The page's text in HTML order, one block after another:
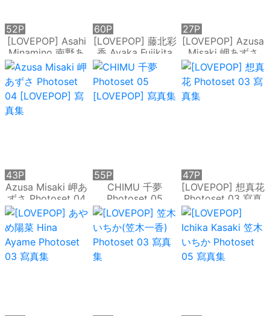
[LOVEPOP] Asahi
Minamino 南野あ
さひ Photoset 01
寫真集
52P
[LOVEPOP] 藤北彩
香 Ayaka Fujikita
Photoset 04 寫真
集
60P
[LOVEPOP] Azusa
Misaki 岬あずさ
(岬梓沙) Photoset
01 寫真集
27P
Azusa Misaki 岬あ
ずさ Photoset 04
[LOVEPOP] 寫真集
43P
CHIMU 千夢
Photoset 05
[LOVEPOP] 寫真集
55P
[LOVEPOP] 想真花
Photoset 03 寫真
集
47P